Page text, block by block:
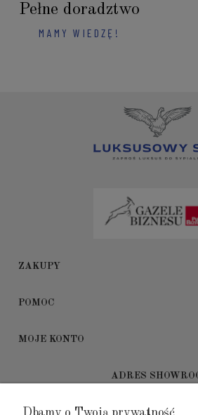
Pełne doradztwo
MAMY WIEDZĘ!
ZAKUPY
POMOC
MOJE KONTO
ADRES
GALERIA